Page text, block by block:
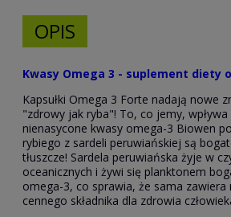
OPIS
Kwasy Omega 3 - suplement diety
Kapsułki Omega 3 Forte nadają nowe
"zdrowy jak ryba"! To, co jemy,
nienasycone kwasy omega-3 Biowen
rybiego z sardeli peruwiańskiej są
tłuszcze! Sardela peruwiańska żyje w
oceanicznych i żywi się planktonem
omega-3, co sprawia, że sama
cennego składnika dla zdrowia